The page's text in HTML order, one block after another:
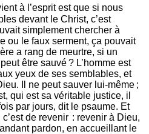
à l’esprit est que si nous
devant le Christ, c’est
simplement chercher à
ou le faux serment, ça pouvait
a rang de meurtre, si un
être sauvé ? L’homme est
yeux de ses semblables, et
Il ne peut sauver lui-même ;
qui est sa véritable justice, il
par jours, dit le psaume. Et
de revenir : revenir à Dieu,
pardon, en accueillant le